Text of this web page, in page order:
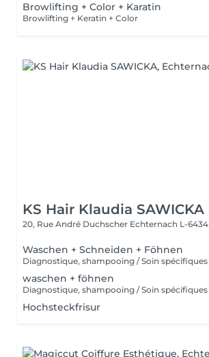
Browlifting + Color + Karatin
Browlifting + Keratin + Color
KS Hair Klaudia SAWICKA
20, Rue André Duchscher Echternach L-6434
Waschen + Schneiden + Föhnen
waschen + föhnen
Hochsteckfrisur